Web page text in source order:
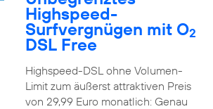
Highspeed-
Surfvergnügen mit O2
DSL Free
Highspeed-DSL ohne Volumen-
Limit zum äußerst attraktiven Preis
von 29,99 Euro monatlich: Genau